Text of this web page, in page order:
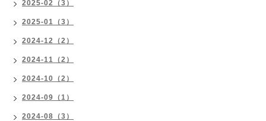
2025-02（3）
2025-01（3）
2024-12（2）
2024-11（2）
2024-10（2）
2024-09（1）
2024-08（3）